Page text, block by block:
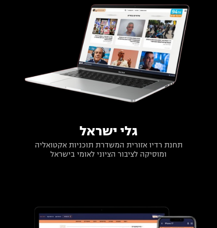
גלי ישראל
תחנת רדיו אזורית המשדרת תוכניות אקטואליה
ומוסיקה לציבור הציוני לאומי בישראל